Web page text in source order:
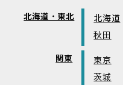
北海道・東北 北海道
秋田
関東 東京
茨城